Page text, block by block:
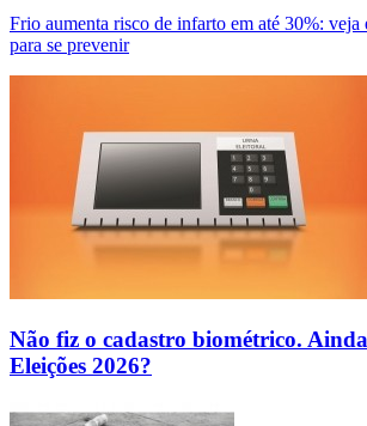
Frio aumenta risco de infarto em até 30%: veja
para se prevenir
Não fiz o cadastro biométrico.
Eleições 2026?